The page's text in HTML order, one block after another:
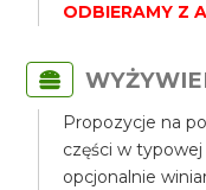
ODBIERAMY Z
Propozycje na
części w
opcjonalnie